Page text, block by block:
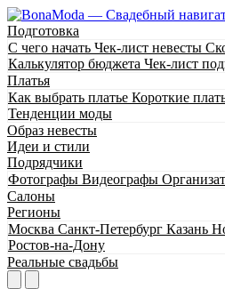
Подготовка
С чего начать Чек-лист невесты
Калькулятор бюджета Чек-лист
Платья
Как выбрать платье Короткие
Тенденции моды
Образ невесты
Идеи и стили
Подрядчики
Фотографы Видеографы
Салоны
Регионы
Москва Санкт-Петербург Казань
Ростов-на-Дону
Реальные свадьбы